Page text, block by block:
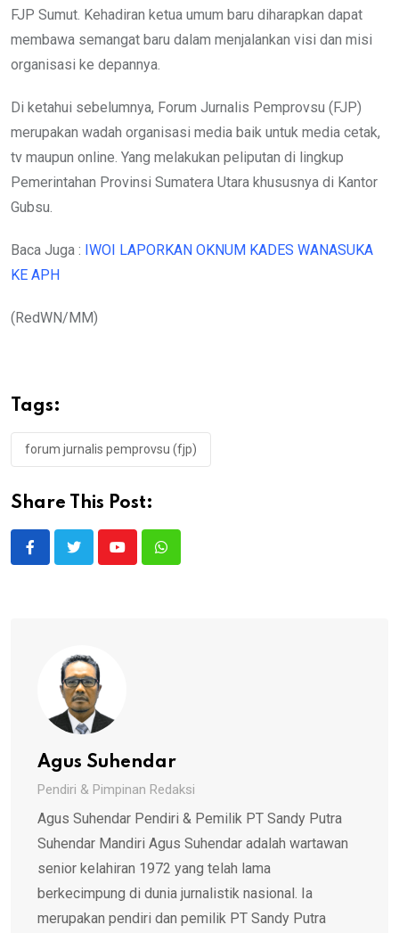
FJP Sumut. Kehadiran ketua umum baru diharapkan dapat
membawa semangat baru dalam menjalankan visi dan misi
organisasi ke depannya.
Di ketahui sebelumnya, Forum Jurnalis Pemprovsu (FJP)
merupakan wadah organisasi media baik untuk media cetak,
tv maupun online. Yang melakukan peliputan di lingkup
Pemerintahan Provinsi Sumatera Utara khususnya di Kantor
Gubsu.
Baca Juga : IWOI LAPORKAN OKNUM KADES WANASUKA
KE APH
(RedWN/MM)
Tags:
forum jurnalis pemprovsu (fjp)
Share This Post:
YoutubeWhatsapp
Agus Suhendar
Pendiri & Pimpinan Redaksi
Agus Suhendar Pendiri & Pemilik PT Sandy Putra
Suhendar Mandiri Agus Suhendar adalah wartawan
senior kelahiran 1972 yang telah lama
berkecimpung di dunia jurnalistik nasional. Ia
merupakan pendiri dan pemilik PT Sandy Putra